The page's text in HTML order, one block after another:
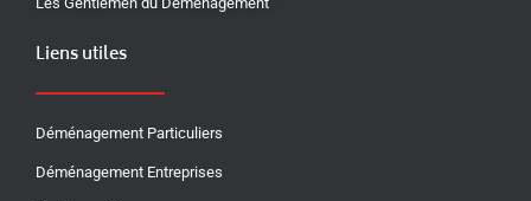
Liens utiles
Déménagement Particuliers
Déménagement Entreprises